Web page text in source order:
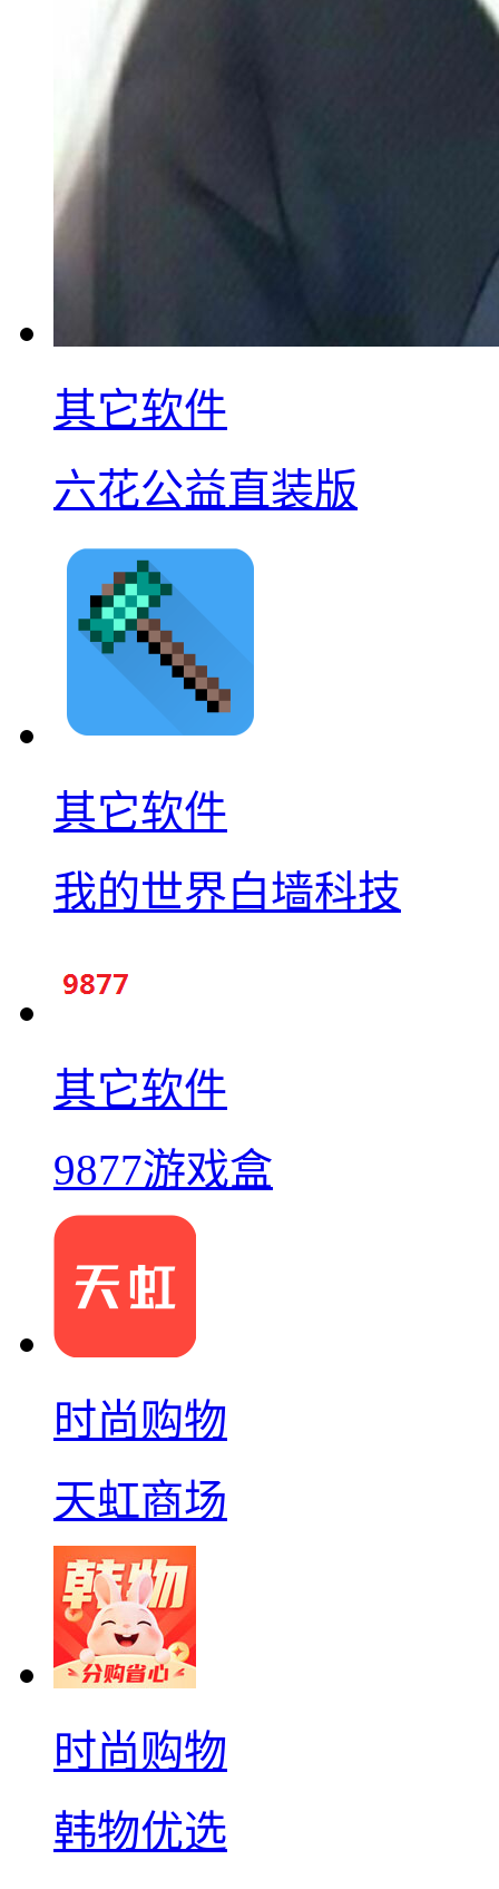
其它软件
六花公益直装版
其它软件
我的世界白墙科技
其它软件
9877游戏盒
时尚购物
天虹商场
时尚购物
韩物优选